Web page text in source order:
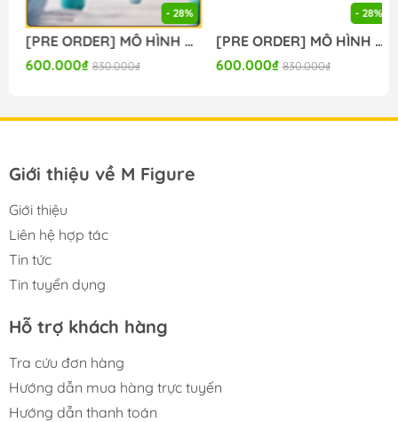
- 28%
[PRE ORDER] MÔ HÌNH BanG Dream! - BanG Dream! Ave Mujica - Togawa Sakiko - Yumemirize - ～Pajama Party!～ (Sega Fave) FIGURE CHÍNH HÃNG
600.000₫ 830.000₫
- 28%
[PRE ORDER] MÔ HÌNH BanG Dream! - BanG Dream! Ave Mujica - Wakaba Mutsumi - Yumemirize - ～Pajama Party!～ (Sega Fave) FIGURE CHÍNH HÃNG
600.000₫ 830.000₫
Giới thiệu về M Figure
Giới thiệu
Liên hệ hợp tác
Tin tức
Tin tuyển dụng
Hỗ trợ khách hàng
Tra cứu đơn hàng
Hướng dẫn mua hàng trực tuyến
Hướng dẫn thanh toán